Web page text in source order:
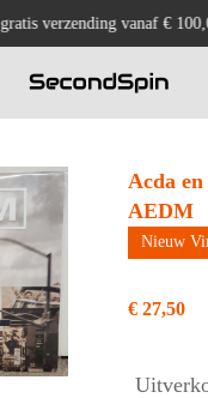
gratis verzending vanaf €
Acda
AEDM
Nieuw
€ 27,50